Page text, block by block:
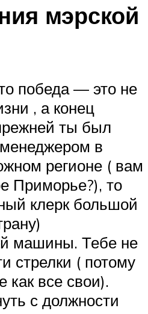
мэрской
победа — это не
, а конец
ты был
в
регионе ( вам
Приморье?), то
клерк большой
машины. Тебе не
стрелки ( потому
как все свои).
с должности